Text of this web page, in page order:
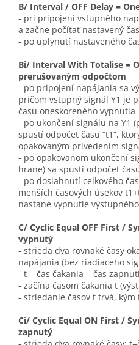
B/ Interval / OFF Delay =
- pri pripojení vstupného
a začne počítať nastavený čas
- po uplynutí nastaveného
Bi/ Interval With Totalise =
prerušovaným odpočtom
- po pripojení napájania sa
pričom vstupný signál Y1 je
času oneskoreného vypnutia
- po ukončení signálu na Y1
spustí odpočet času “t1”,
opakovaným privedením
- po opakovanom ukončení
hrane) sa spustí odpočet
- po dosiahnutí celkového
menších časových úsekov
nastane vypnutie
C/ Cyclic Equal OFF First /
vypnutý
- strieda dva rovnaké časy
napájania (bez riadiaceho
- t = čas čakania = čas
- začína časom čakania t
- striedanie časov t trvá, kým
Ci/ Cyclic Equal ON First /
zapnutý